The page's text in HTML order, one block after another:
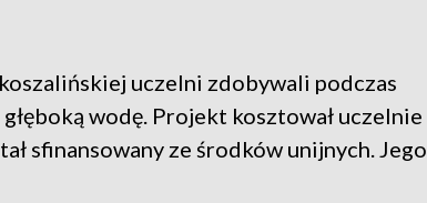
uczelni zdobywali podczas
wodę. Projekt kosztował uczelnie
sfinansowany ze środków unijnych. Jego